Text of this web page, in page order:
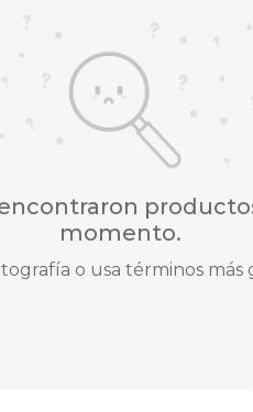
momento.
o usa términos más